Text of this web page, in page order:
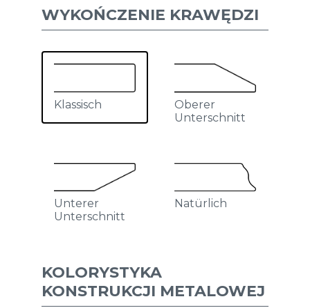
WYKOŃCZENIE KRAWĘDZI
Klassisch
Oberer
Unterschnitt
Unterer
Unterschnitt
Natürlich
KOLORYSTYKA
KONSTRUKCJI METALOWEJ